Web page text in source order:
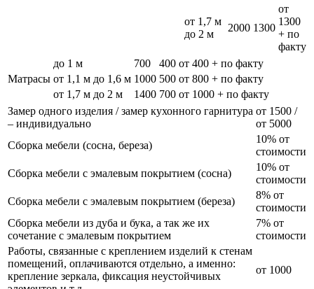
от 1,7 м
до 2 м
2000 1300
от
1300
+ по
факту
Матрасы
до 1 м 700 400 от 400 + по факту
от 1,1 м до 1,6 м 1000 500 от 800 + по факту
от 1,7 м до 2 м
1400 700 от 1000 + по факту
Замер одного изделия / замер кухонного гарнитура
– индивидуально
от 1500 /
от 5000
Сборка мебели (сосна, береза)
10% от
стоимости
Сборка мебели с эмалевым покрытием (сосна)
10% от
стоимости
Сборка мебели с эмалевым покрытием (береза)
8% от
стоимости
Сборка мебели из дуба и бука, а так же их
сочетание с эмалевым покрытием
7% от
стоимости
Работы, связанные с креплением изделий к стенам
помещений, оплачиваются отдельно, а именно:
крепление зеркала, фиксация неустойчивых
от 1000